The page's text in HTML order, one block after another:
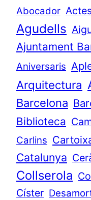
Abocador
Agudells
Ajuntament
Aniversaris
Arquitectura
Barcelona
Biblioteca
Carlins
Catalunya
Collserola
Císter